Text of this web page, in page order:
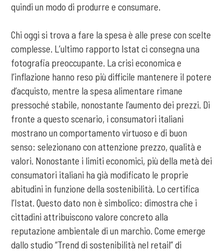
quindi un modo di produrre e consumare.
Chi oggi si trova a fare la spesa è alle prese con scelte
complesse. L’ultimo rapporto Istat ci consegna una
fotografia preoccupante. La crisi economica e
l’inflazione hanno reso più difficile mantenere il potere
d’acquisto, mentre la spesa alimentare rimane
pressoché stabile, nonostante l’aumento dei prezzi. Di
fronte a questo scenario, i consumatori italiani
mostrano un comportamento virtuoso e di buon
senso: selezionano con attenzione prezzo, qualità e
valori. Nonostante i limiti economici, più della metà dei
consumatori italiani ha già modificato le proprie
abitudini in funzione della sostenibilità. Lo certifica
l’Istat. Questo dato non è simbolico: dimostra che i
cittadini attribuiscono valore concreto alla
reputazione ambientale di un marchio. Come emerge
dallo studio “Trend di sostenibilità nel retail” di